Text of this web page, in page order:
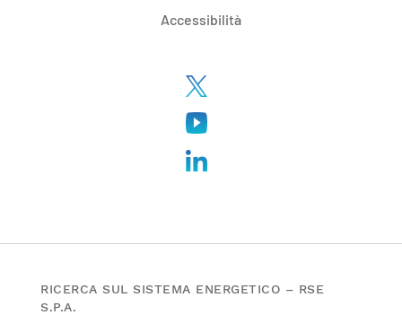
Accessibilità
RICERCA SUL SISTEMA ENERGETICO – RSE
S.P.A.